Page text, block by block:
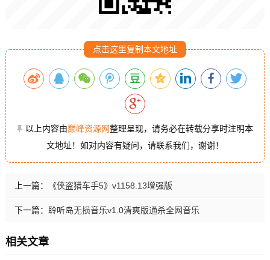
点击这里复制本文地址
以上内容由巅峰资源网整理呈现，请务必在转载分享时注明本
文地址！如对内容有疑问，请联系我们，谢谢！
上一篇： 《侠盗猎车手5》v1158.13增强版
下一篇： 聆听岛无损音乐v1.0清爽版通杀全网音乐
相关文章